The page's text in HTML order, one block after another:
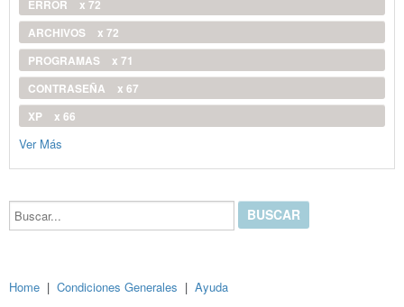
ERROR
x 72
ARCHIVOS
x 72
PROGRAMAS
x 71
CONTRASEÑA
x 67
XP
x 66
Ver Más
Buscar...
Home | Condiciones Generales | Ayuda